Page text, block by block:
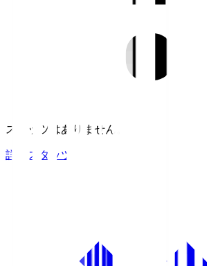
スタッツはありません。
詳細スタッツ